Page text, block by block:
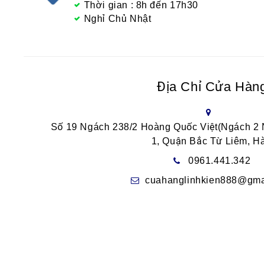
Thời gian : 8h đến 17h30
Nghỉ Chủ Nhật
Địa Chỉ Cửa
Số 19 Ngách 238/2 Hoàng Quốc Việt(Ngách
1, Quận Bắc Từ Liêm,
0961.441.342